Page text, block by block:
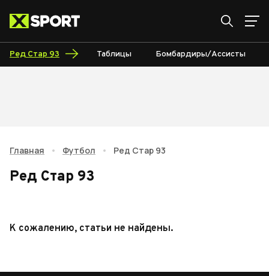
Ред Стар 93 Таблицы Бомбардиры/Ассисты
Главная • Футбол • Ред Стар 93
Ред Стар 93
К сожалению, статьи не найдены.